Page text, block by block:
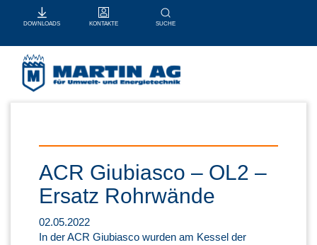
DOWNLOADS KONTAKTE SUCHE
ACR Giubiasco – OL2 –
Ersatz Rohrwände
02.05.2022
In der ACR Giubiasco wurden am Kessel der